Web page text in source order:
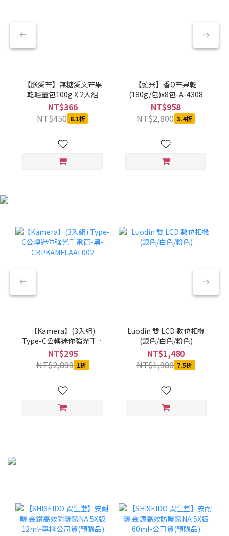
【朕愛芒】無糖愛文芒果
乾輕量包100g X 2入組
NT$366
NT$450 8.1折
【蕥米】香Q芒果乾
(180g/包)x8包-A-4308
NT$958
NT$2,800 3.4折
【Kamera】(3入組)
Type-C公轉迷你強光手電
筒-黑-CBPKAMFLAAL002
NT$295
NT$2,899 1折
Luodin 雙 LCD 數位相機
(銀色/白色/粉色)
NT$1,480
NT$1,980 7.5折